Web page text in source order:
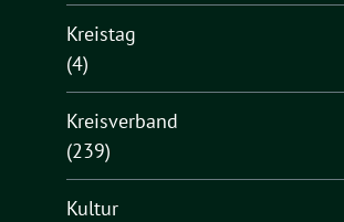
Kreistag
(4)
Kreisverband
(239)
Kultur